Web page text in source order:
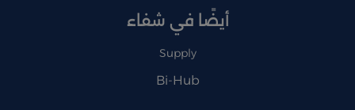
أيضًا في شفاء
Supply
Bi-Hub